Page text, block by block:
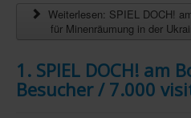
Köpfe-Heads
Branchen-/Wirtschaftsnews
Interviews
Weiterlesen: SPIEL DOCH!
für Minenräumung in der
1. SPIEL DOCH! am
Besucher / 7.000